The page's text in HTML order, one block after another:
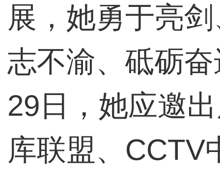
展，她勇于亮
志不渝、砥砺
29日，她应邀
库联盟、CCTV